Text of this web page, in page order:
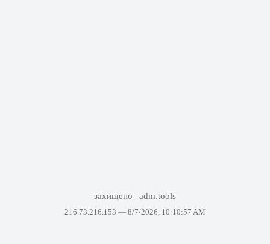
захищено adm.tools
216.73.216.153 — 8/7/2026, 10:10:57 AM